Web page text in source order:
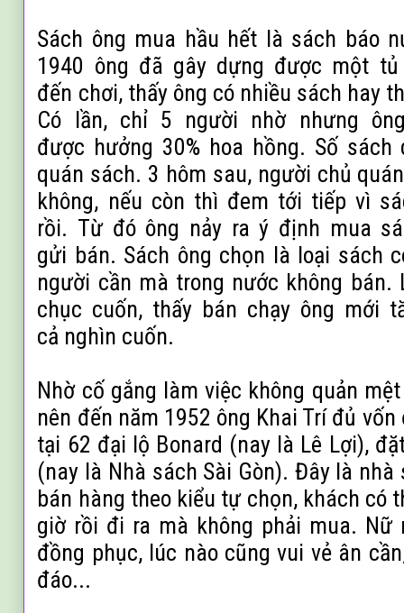
Sách ông mua hầu hết là sách báo
1940 ông đã gây dựng được một
đến chơi, thấy ông có nhiều sách hay
Có lần, chỉ 5 người nhờ nhưng
được hưởng 30% hoa hồng. Số
quán sách. 3 hôm sau, người chủ
không, nếu còn thì đem tới tiếp vì
rồi. Từ đó ông nảy ra ý định mua
gửi bán. Sách ông chọn là loại sách
người cần mà trong nước không
chục cuốn, thấy bán chạy ông mới
cả nghìn cuốn.
Nhờ cố gắng làm việc không quản
nên đến năm 1952 ông Khai Trí đủ
tại 62 đại lộ Bonard (nay là Lê Lợi),
(nay là Nhà sách Sài Gòn). Đây là nhà
bán hàng theo kiểu tự chọn, khách có
giờ rồi đi ra mà không phải mua. Nữ
đồng phục, lúc nào cũng vui vẻ ân
đáo...